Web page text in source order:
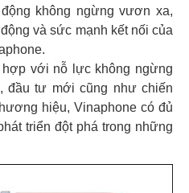
không ngừng vươn xa,
và sức mạnh kết nối của
với nỗ lực không ngừng
đầu tư mới cũng như chiến
hiệu, Vinaphone có đủ
triển đột phá trong những